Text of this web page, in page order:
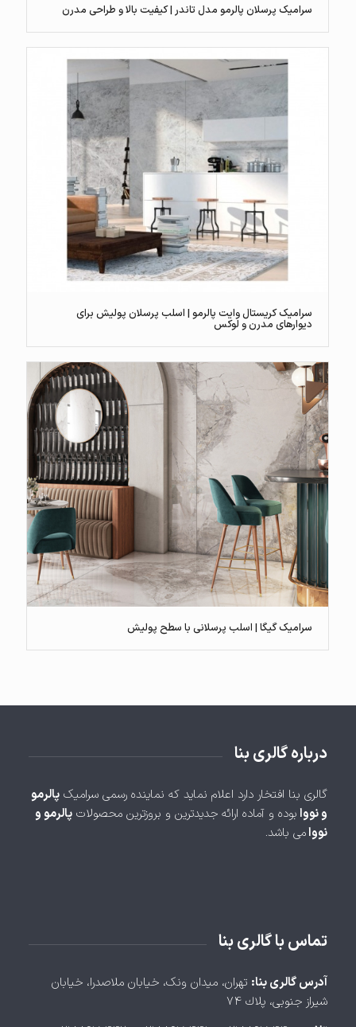
سرامیک پرسلان پالرمو مدل تاندر | کیفیت بالا و طراحی مدرن
سرامیک کریستال وایت پالرمو | اسلب پرسلان پولیش برای
دیوارهای مدرن و لوکس
سرامیک گیگا | اسلب پرسلانی با سطح پولیش
درباره گالری بنا
گالری بنا افتخار دارد اعلام نماید که نماینده رسمی سرامیک پالرمو
و نووابوده و آماده ارائه جدیدترین و بروزترین محصولات پالرمو و
نووامی باشد.
تماس با گالری بنا
آدرس گالری بنا: تهران، ميدان ونک، خيابان ملاصدرا، خيابان
شيراز جنوبی، پلاك ۷۴